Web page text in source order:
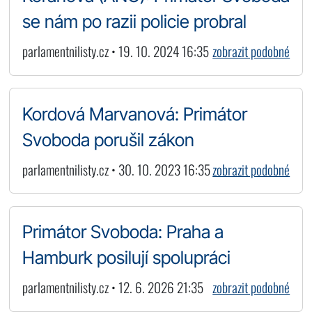
se nám po razii policie probral
parlamentnilisty.cz • 19. 10. 2024 16:35zobrazit podobné
Kordová Marvanová: Primátor
Svoboda porušil zákon
parlamentnilisty.cz • 30. 10. 2023 16:35zobrazit podobné
Primátor Svoboda: Praha a
Hamburk posilují spolupráci
parlamentnilisty.cz • 12. 6. 2026 21:35 zobrazit podobné